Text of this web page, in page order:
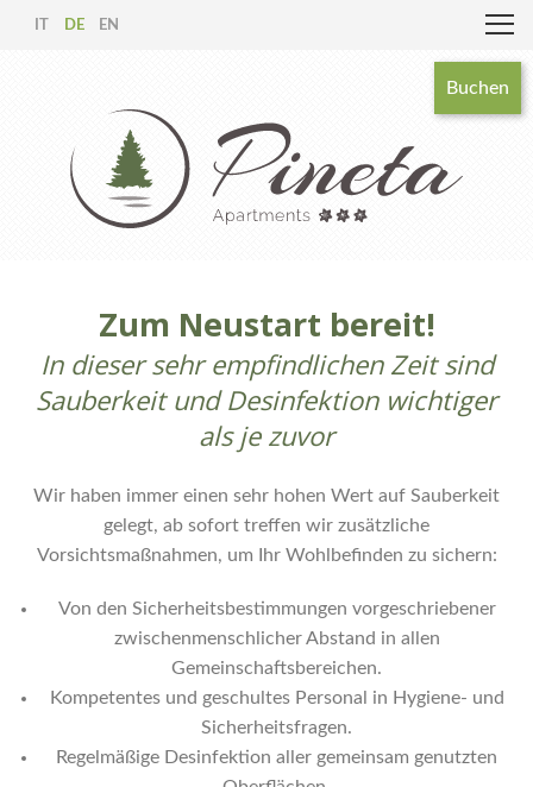
DE EN
Buchen
Zum Neustart bereit!
In dieser sehr empfindlichen Zeit sind
Sauberkeit und Desinfektion wichtiger
als je zuvor
Wir haben immer einen sehr hohen Wert auf Sauberkeit
gelegt, ab sofort treffen wir zusätzliche
Vorsichtsmaßnahmen, um Ihr Wohlbefinden zu sichern:
Von den Sicherheitsbestimmungen vorgeschriebener
zwischenmenschlicher Abstand in allen
Gemeinschaftsbereichen.
Kompetentes und geschultes Personal in Hygiene- und
Sicherheitsfragen.
Regelmäßige Desinfektion aller gemeinsam genutzten